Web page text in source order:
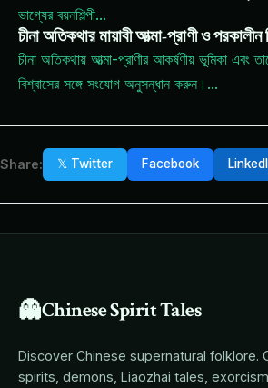
ভাগ্যের বয়নশিল্পী...
চীনা অতিকথার মায়াবী আত্মা-প্রাণী ও পরকালীন
চীনা অতিকথায় আত্মা-প্রাণীর আকর্ষণীয় ভূমিকা এবং
বিশ্বাসের সঙ্গে সংযোগ অনুসন্ধান করুন। ...
Share: 𝕏 Twitter Facebook
👻Chinese Spirit Tales
Discover Chinese supernatural folklore.
spirits, demons, Liaozhai tales,